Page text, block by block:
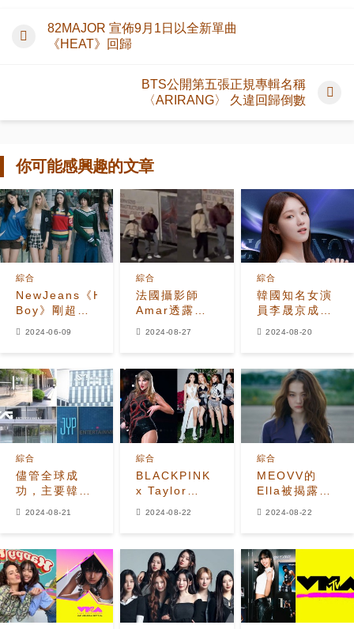
82MAJOR 宣佈9月1日以全新單曲
《HEAT》回歸
BTS公開第五張正規專輯名稱
〈ARIRANG〉 久違回歸倒數
你可能感興趣的文章
NewJeans《Hype
Boy》剛超越
IVE的《Love
代歌曲歷史上
播放量最高的
歌曲
綜合
2024-06-09
法國攝影師
Amar透露了
他如何捕捉到
的Jennie在巴
黎的浪漫散步
綜合
2024-08-27
韓國知名女演
員李晟京成為
愛奇藝國際
綜合
2024-08-20
儘管全球成
功，主要韓流
綜合
2024-08-21
BLACKPINK
x Taylor
綜合
2024-08-22
MEOVV的
Ella被揭露：
綜合
2024-08-22